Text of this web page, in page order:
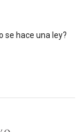
se hace una ley?